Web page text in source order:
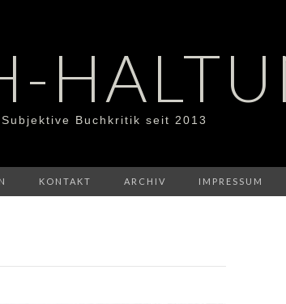
Subjektive Buchkritik seit 2013
KONTAKT ARCHIV IMPRESSUM